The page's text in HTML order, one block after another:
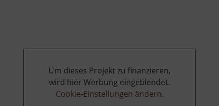
Um dieses Projekt zu finanzieren,
wird hier Werbung eingeblendet.
Cookie-Einstellungen ändern.